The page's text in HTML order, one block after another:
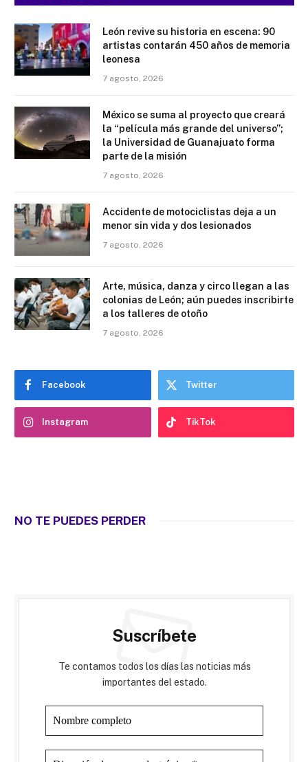
León revive su historia en escena: 90
artistas contarán 450 años de memoria
leonesa
7 agosto, 2026
México se suma al proyecto que creará
la “película más grande del universo”;
la Universidad de Guanajuato forma
parte de la misión
7 agosto, 2026
Accidente de motociclistas deja a un
menor sin vida y dos lesionados
7 agosto, 2026
Arte, música, danza y circo llegan a las
colonias de León; aún puedes inscribirte
a los talleres de otoño
7 agosto, 2026
Facebook Twitter
Instagram TikTok
NO TE PUEDES PERDER
Suscríbete
Te contamos todos los días las noticias más
importantes del estado.